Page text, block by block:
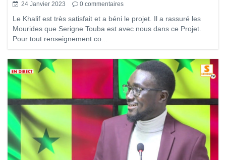
24 Janvier 2023 0 commentaires
Le Khalif est très satisfait et a béni le projet. Il a rassuré les
Mourides que Serigne Touba est avec nous dans ce Projet.
Pour tout renseignement co...